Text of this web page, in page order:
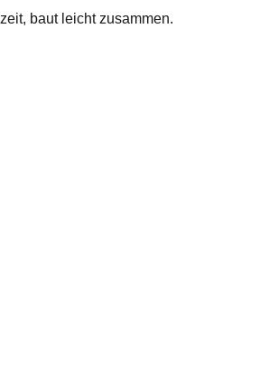
baut leicht zusammen.